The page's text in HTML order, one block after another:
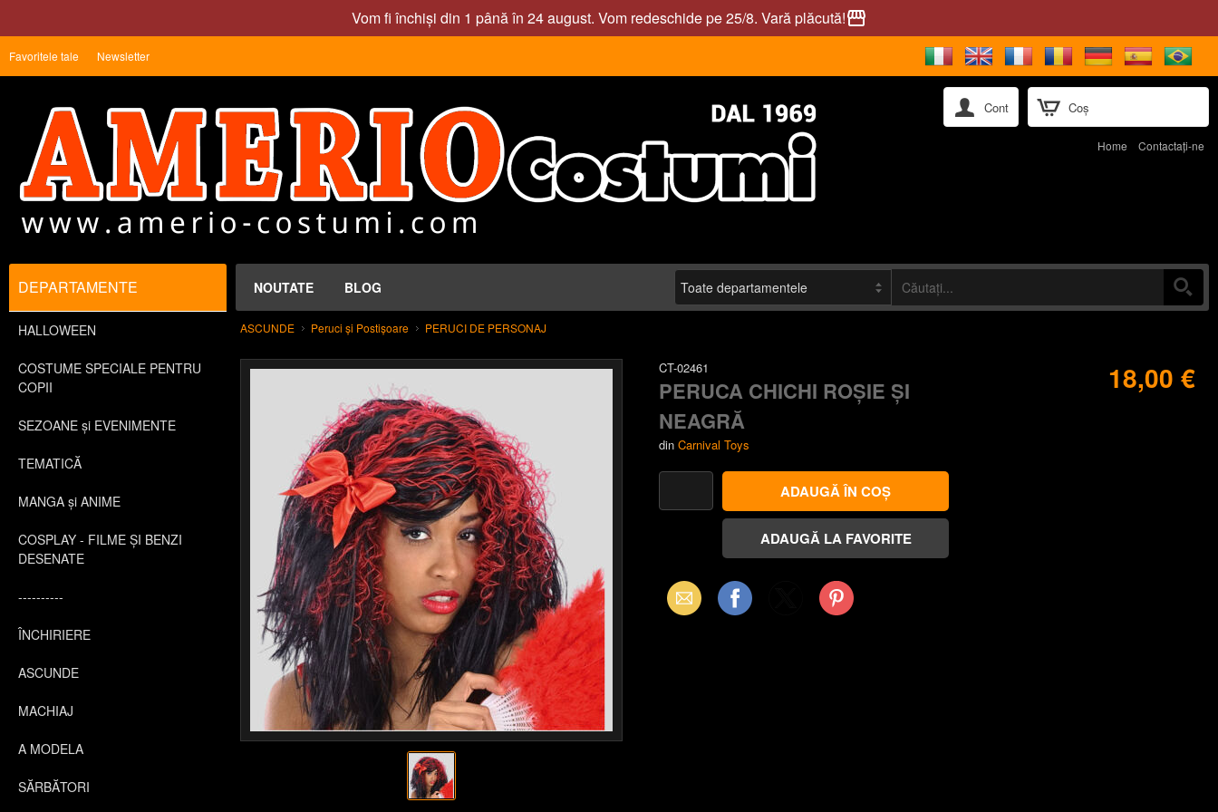
Vom fi închiși din 1 până în 24 august. Vom redeschide pe 25/8. Vară plăcută!storefront
Coș
Favoritele tale Newsletter
Cont
Home Contactaţi-ne
NOUTATE BLOG
DEPARTAMENTE
HALLOWEEN
COSTUME SPECIALE PENTRU
COPII
SEZOANE și EVENIMENTE
TEMATICĂ
MANGA și ANIME
COSPLAY - FILME ȘI BENZI
DESENATE
----------
ÎNCHIRIERE
ASCUNDE
MACHIAJ
A MODELA
SĂRBĂTORI
ASCUNDE Peruci și Postișoare PERUCI DE PERSONAJ
CT-02461
PERUCA CHICHI ROȘIE ȘI
NEAGRĂ
din Carnival Toys
18,00 €
Email Facebook Pinterest